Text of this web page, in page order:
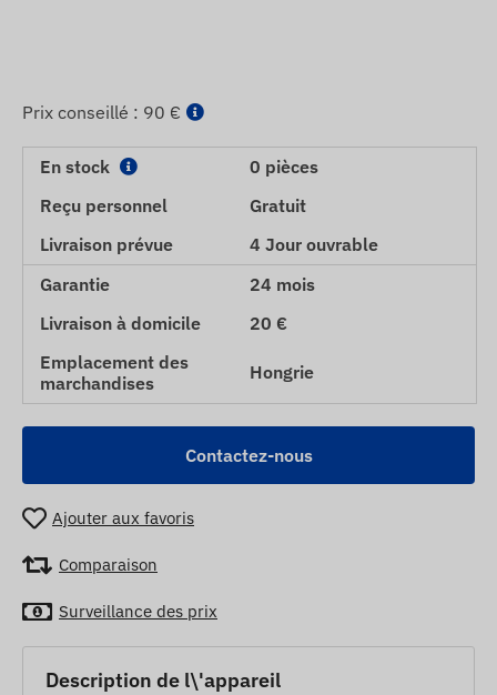
Prix ​​conseillé : 90 €
En stock
0 pièces
Reçu personnel
Gratuit
Livraison prévue
4 Jour ouvrable
Garantie
24 mois
Livraison à domicile
20 €
Emplacement des
marchandises
Hongrie
Contactez-nous
Ajouter aux favoris
Comparaison
Surveillance des prix
Description de l\'appareil